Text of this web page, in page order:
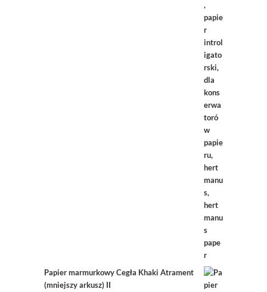
Papier marmurkowy Cegła Khaki Atrament
(mniejszy arkusz) II